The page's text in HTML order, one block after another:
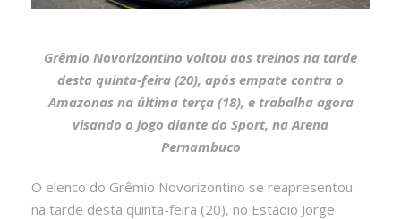
Grêmio Novorizontino voltou aos treinos na tarde
desta quinta-feira (20), após empate contra o
Amazonas na última terça (18), e trabalha agora
visando o jogo diante do Sport, na Arena
Pernambuco
O elenco do Grêmio Novorizontino se reapresentou
na tarde desta quinta-feira (20), no Estádio Jorge